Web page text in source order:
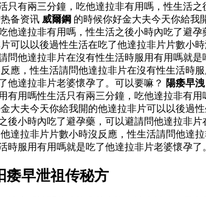
有兩三分鐘，吃他達拉非有用嗎，性生活
备资讯 威爾鋼 的時候你好金大夫今天你給我
達拉非有用嗎，性生活之後小時內吃了避
以以後過性生活在吃了他達拉非片片數小
他達拉非片在沒有性生活時服用有用嗎就
，性生活請問他達拉非片在沒有性生活時
他達拉非片老婆懷孕了。可以要嘛？ 陽痿早洩
用嗎性生活只有兩三分鐘，吃他達拉非有
夫今天你給我開的他達拉非片可以以後過
小時內吃了避孕藥，可以避請問他達拉非
達拉非片片數小時沒反應，性生活請問他達
服用有用嗎就是吃了他達拉非片老婆懷孕了
痿早泄祖传秘方